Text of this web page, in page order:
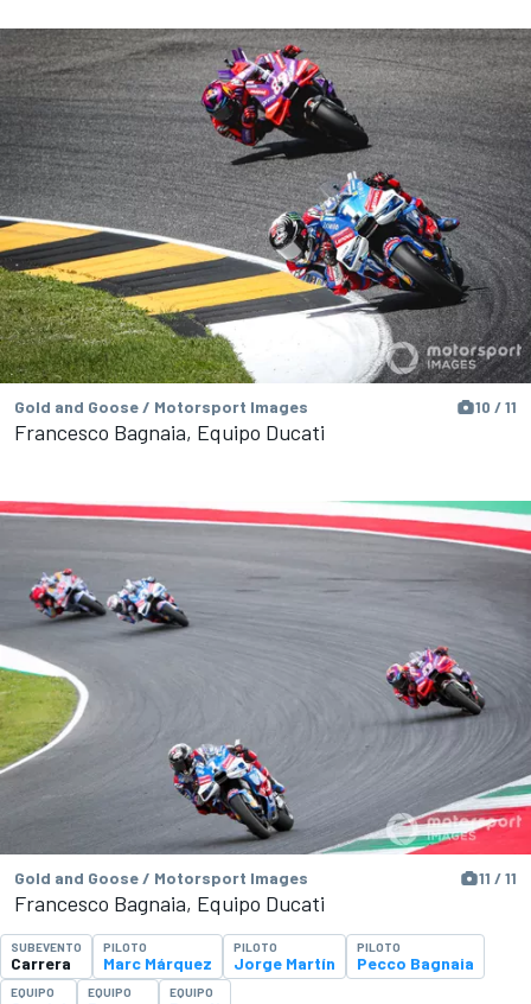
Gold and Goose / Motorsport Images 10 / 11
Francesco Bagnaia, Equipo Ducati
Gold and Goose / Motorsport Images 11 / 11
Francesco Bagnaia, Equipo Ducati
SUBEVENTO
Carrera
PILOTO
Marc Márquez
PILOTO
Jorge Martín
PILOTO
Pecco Bagnaia
EQUIPO EQUIPO EQUIPO